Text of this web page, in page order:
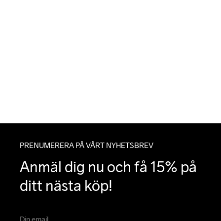
PRENUMERERA PÅ VÅRT NYHETSBREV
Anmäl dig nu och få 15% på
ditt nästa köp!